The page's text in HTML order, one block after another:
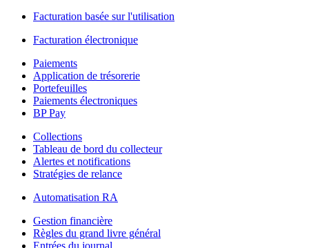
Facturation basée sur l'utilisation
Facturation électronique
Paiements
Application de trésorerie
Portefeuilles
Paiements électroniques
BP Pay
Collections
Tableau de bord du collecteur
Alertes et notifications
Stratégies de relance
Automatisation RA
Gestion financière
Règles du grand livre général